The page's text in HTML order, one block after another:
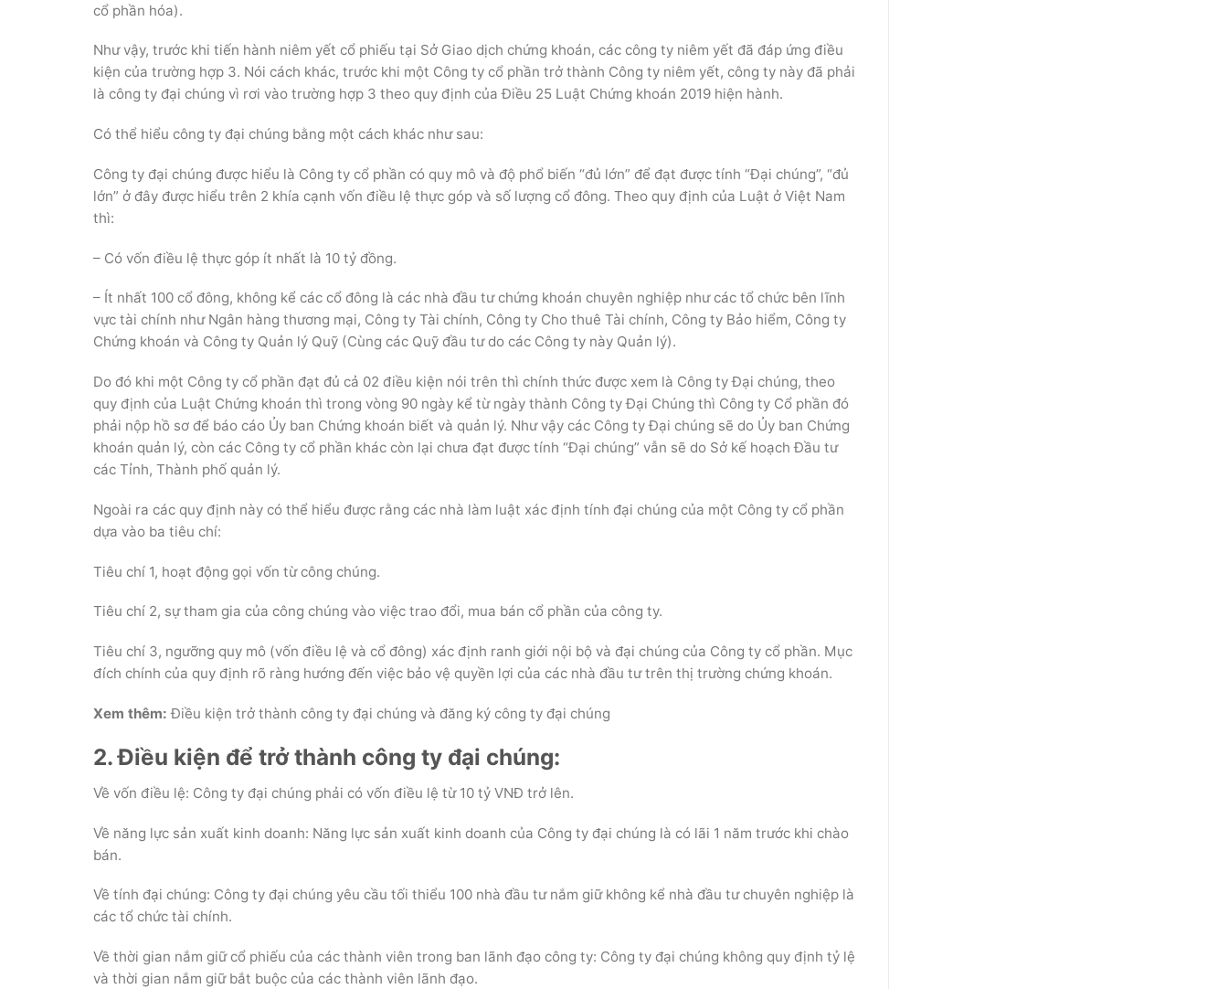
cổ phần hóa).
Như vậy, trước khi tiến hành niêm yết cổ phiếu tại Sở Giao dịch chứng khoán, các công ty niêm yết đã đáp ứng điều
kiện của trường hợp 3. Nói cách khác, trước khi một Công ty cổ phần trở thành Công ty niêm yết, công ty này đã phải
là công ty đại chúng vì rơi vào trường hợp 3 theo quy định của Điều 25 Luật Chứng khoán 2019 hiện hành.
Có thể hiểu công ty đại chúng bằng một cách khác như sau:
Công ty đại chúng được hiểu là Công ty cổ phần có quy mô và độ phổ biến “đủ lớn” để đạt được tính “Đại chúng”, “đủ
lớn” ở đây được hiểu trên 2 khía cạnh vốn điều lệ thực góp và số lượng cổ đông. Theo quy định của Luật ở Việt Nam
thì:
– Có vốn điều lệ thực góp ít nhất là 10 tỷ đồng.
– Ít nhất 100 cổ đông, không kể các cổ đông là các nhà đầu tư chứng khoán chuyên nghiệp như các tổ chức bên lĩnh
vực tài chính như Ngân hàng thương mại, Công ty Tài chính, Công ty Cho thuê Tài chính, Công ty Bảo hiểm, Công ty
Chứng khoán và Công ty Quản lý Quỹ (Cùng các Quỹ đầu tư do các Công ty này Quản lý).
Do đó khi một Công ty cổ phần đạt đủ cả 02 điều kiện nói trên thì chính thức được xem là Công ty Đại chúng, theo
quy định của Luật Chứng khoán thì trong vòng 90 ngày kể từ ngày thành Công ty Đại Chúng thì Công ty Cổ phần đó
phải nộp hồ sơ để báo cáo Ủy ban Chứng khoán biết và quản lý. Như vậy các Công ty Đại chúng sẽ do Ủy ban Chứng
khoán quản lý, còn các Công ty cổ phần khác còn lại chưa đạt được tính “Đại chúng” vẫn sẽ do Sở kế hoạch Đầu tư
các Tỉnh, Thành phố quản lý.
Ngoài ra các quy định này có thể hiểu được rằng các nhà làm luật xác định tính đại chúng của một Công ty cổ phần
dựa vào ba tiêu chí:
Tiêu chí 1, hoạt động gọi vốn từ công chúng.
Tiêu chí 2, sự tham gia của công chúng vào việc trao đổi, mua bán cổ phần của công ty.
Tiêu chí 3, ngưỡng quy mô (vốn điều lệ và cổ đông) xác định ranh giới nội bộ và đại chúng của Công ty cổ phần. Mục
đích chính của quy định rõ ràng hướng đến việc bảo vệ quyền lợi của các nhà đầu tư trên thị trường chứng khoán.
Xem thêm: Điều kiện trở thành công ty đại chúng và đăng ký công ty đại chúng
2. Điều kiện để trở thành công ty đại chúng:
Về vốn điều lệ: Công ty đại chúng phải có vốn điều lệ từ 10 tỷ VNĐ trở lên.
Về năng lực sản xuất kinh doanh: Năng lực sản xuất kinh doanh của Công ty đại chúng là có lãi 1 năm trước khi chào
bán.
Về tính đại chúng: Công ty đại chúng yêu cầu tối thiểu 100 nhà đầu tư nắm giữ không kể nhà đầu tư chuyên nghiệp là
các tổ chức tài chính.
Về thời gian nắm giữ cổ phiếu của các thành viên trong ban lãnh đạo công ty: Công ty đại chúng không quy định tỷ lệ
và thời gian nắm giữ bắt buộc của các thành viên lãnh đạo.